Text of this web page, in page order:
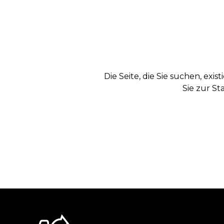
Die Seite, die Sie suchen,
Sie zur